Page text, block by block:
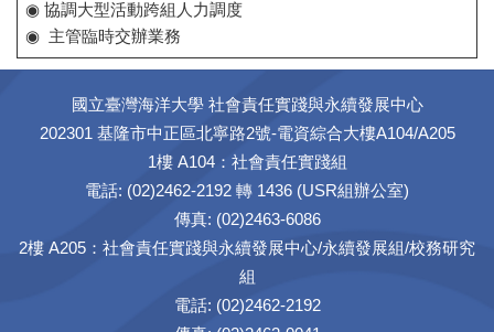
◉ 協調大型活動跨組人力調度
◉ 主管臨時交辦業務
國立臺灣海洋大學 社會責任實踐與永續發展中心
202301 基隆市中正區北寧路2號-電資綜合大樓A104/A205
1樓 A104：社會責任實踐組
電話: (02)2462-2192 轉 1436 (USR組辦公室)
傳真: (02)2463-6086
2樓 A205：社會責任實踐與永續發展中心/永續發展組/校務研究
組
電話: (02)2462-2192